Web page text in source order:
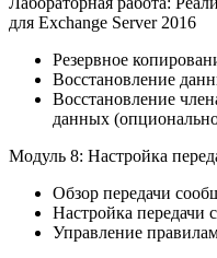
для Exchange Server 2016
Резервное
Восстановление
Восстановление
данных
Модуль 8: Настройка
Обзор передачи
Настройка передачи
Управление